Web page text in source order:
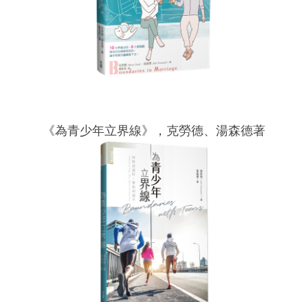
《為青少年立界線》，克勞德、湯森德著